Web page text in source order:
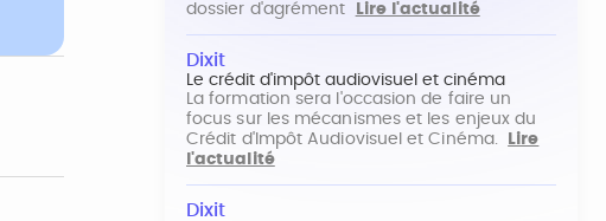
dossier d'agrément
Lire l'actualité
Dixit
Le crédit d'impôt audiovisuel et cinéma
La formation sera l'occasion de faire un
focus sur les mécanismes et les enjeux du
Crédit d'Impôt Audiovisuel et Cinéma.
Lire
l'actualité
Dixit